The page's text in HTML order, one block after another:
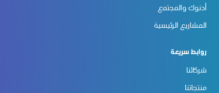
أدنوك والمجتمع
المشاريع الرئيسية
روابط سريعة
شركائنا
منتجاتنا